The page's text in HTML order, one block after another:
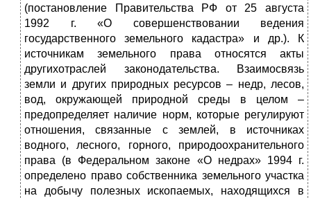
(постановление Правительства РФ от 25 августа
1992 г. «О совершенствовании ведения
государственного земельного кадастра» и др.). К
источникам земельного права относятся акты
другихотраслей законодательства. Взаимосвязь
земли и других природных ресурсов – недр, лесов,
вод, окружающей природной среды в целом –
предопределяет наличие норм, которые регулируют
отношения, связанные с землей, в источниках
водного, лесного, горного, природоохранительного
права (в Федеральном законе «О недрах» 1994 г.
определено право собственника земельного участка
на добычу полезных ископаемых, находящихся в